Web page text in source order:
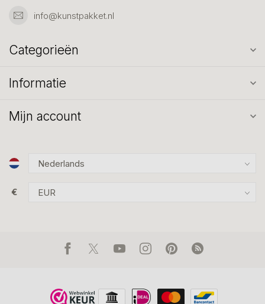
info@kunstpakket.nl
Categorieën
Informatie
Mijn account
€